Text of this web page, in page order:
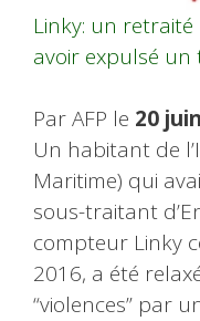
Linky: un retraité
avoir expulsé un
Par AFP le 20
Un habitant de
Maritime) qui
sous-traitant
compteur Linky
2016, a été
“violences” par